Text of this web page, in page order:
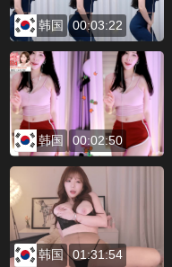
韩国 00:03:22
韩国 00:02:50
韩国 01:31:54